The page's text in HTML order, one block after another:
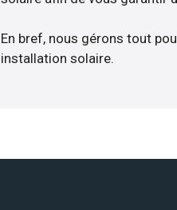
En bref, nous gérons tout
installation solaire.